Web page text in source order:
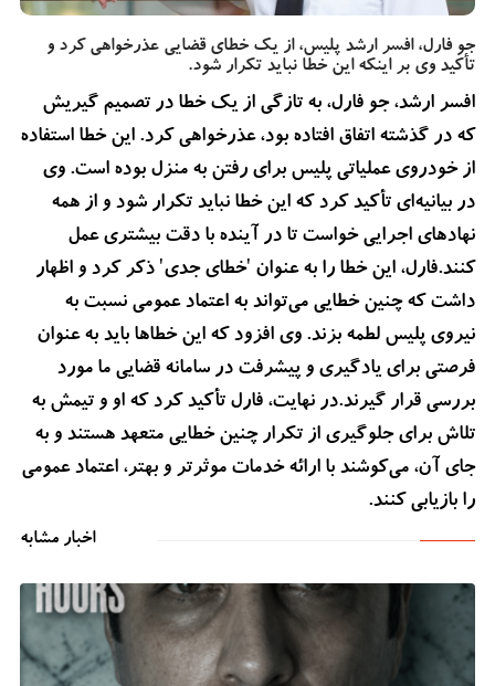
جو فارل، افسر ارشد پلیس، از یک خطای قضایی عذرخواهی کرد و
تأکید وی بر اینکه این خطا نباید تکرار شود.
افسر ارشد، جو فارل، به تازگی از یک خطا در تصمیم گیریش
که در گذشته اتفاق افتاده بود، عذرخواهی کرد. این خطا استفاده
از خودروی عملیاتی پلیس برای رفتن به منزل بوده است. وی
در بیانیه‌ای تأکید کرد که این خطا نباید تکرار شود و از همه
نهادهای اجرایی خواست تا در آینده با دقت بیشتری عمل
کنند.فارل، این خطا را به عنوان 'خطای جدی' ذکر کرد و اظهار
داشت که چنین خطایی می‌تواند به اعتماد عمومی نسبت به
نیروی پلیس لطمه بزند. وی افزود که این خطاها باید به عنوان
فرصتی برای یادگیری و پیشرفت در سامانه قضایی ما مورد
بررسی قرار گیرند.در نهایت، فارل تأکید کرد که او و تیمش به
تلاش برای جلوگیری از تکرار چنین خطایی متعهد هستند و به
جای آن، می‌کوشند با ارائه خدمات موثرتر و بهتر، اعتماد عمومی
را بازیابی کنند.
اخبار مشابه